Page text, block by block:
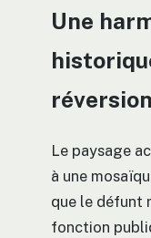
Une
réversion
Le paysage
à une
que le défunt
fonction